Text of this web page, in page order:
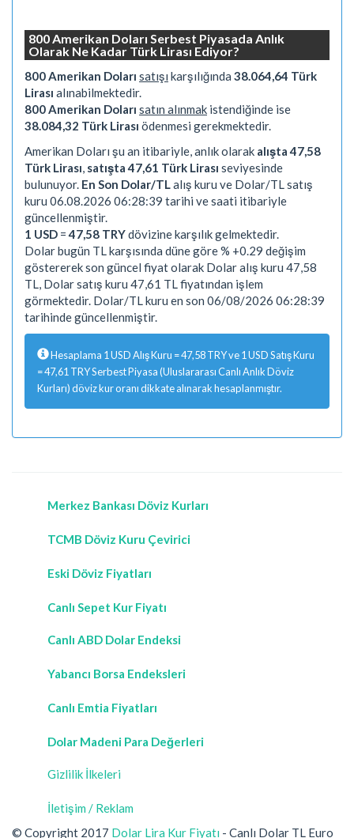
800 Amerikan Doları Serbest Piyasada Anlık
Olarak Ne Kadar Türk Lirası Ediyor?
800 Amerikan Doları satışı karşılığında 38.064,64 Türk
Lirası alınabilmektedir.
800 Amerikan Doları satın alınmak istendiğinde ise
38.084,32 Türk Lirası ödenmesi gerekmektedir.
Amerikan Doları şu an itibariyle, anlık olarak alışta 47,58
Türk Lirası satışta 47,61 Türk Lirası seviyesinde
bulunuyor. En Son Dolar/TL alış kuru ve Dolar/TL satış
kuru 06.08.2026 06:28:39 tarihi ve saati itibariyle
güncellenmiştir.
1 USD =47,58 TRYdövizine karşılık gelmektedir.
Dolar bugün TL karşısında düne göre % +0.29 değişim
göstererek son güncel fiyat olarak Dolar alış kuru 47,58
TL, Dolar satış kuru 47,61 TL fiyatından işlem
görmektedir. Dolar/TL kuru en son 06/08/2026 06:28:39
tarihinde güncellenmiştir.
Hesaplama 1 USD Alış Kuru = 47,58 TRY ve 1 USD Satış Kuru
= 47,61 TRY Serbest Piyasa (Uluslararası Canlı Anlık Döviz
Kurları) döviz kur oranı dikkate alınarak hesaplanmıştır.
Merkez Bankası Döviz Kurları
TCMB Döviz Kuru Çevirici
Eski Döviz Fiyatları
Canlı Sepet Kur Fiyatı
Canlı ABD Dolar Endeksi
Yabancı Borsa Endeksleri
Canlı Emtia Fiyatları
Dolar Madeni Para Değerleri
Gizlilik İlkeleri
İletişim / Reklam
© Copyright 2017 Dolar Lira Kur Fiyatı - Canlı Dolar TL Euro